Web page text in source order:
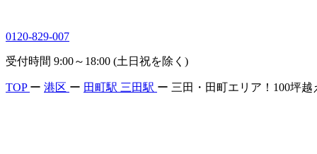
0120-829-007
受付時間 9:00～18:00 (土日祝を除く)
TOP ー 港区 ー 田町駅 三田駅 ー 三田・田町エリア！100坪越